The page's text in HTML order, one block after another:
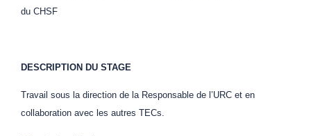
du CHSF
DESCRIPTION DU STAGE
Travail sous la direction de la Responsable de l’URC et en
collaboration avec les autres TECs.